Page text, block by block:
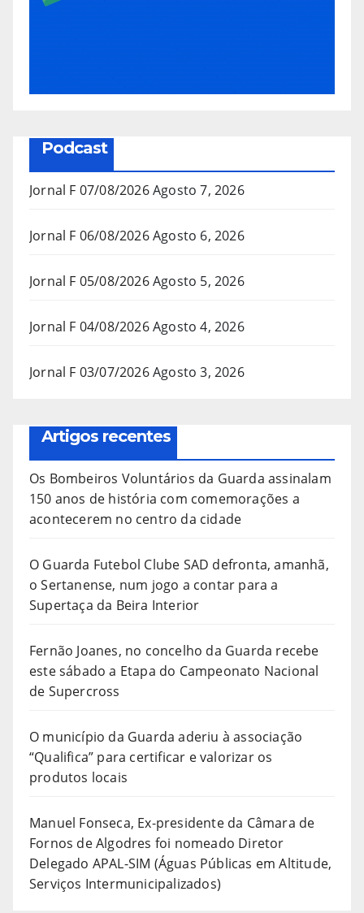
Podcast
Jornal F 07/08/2026Agosto 7, 2026
Jornal F 06/08/2026Agosto 6, 2026
Jornal F 05/08/2026Agosto 5, 2026
Jornal F 04/08/2026Agosto 4, 2026
Jornal F 03/07/2026Agosto 3, 2026
Artigos recentes
Os Bombeiros Voluntários da Guarda assinalam
150 anos de história com comemorações a
acontecerem no centro da cidade
O Guarda Futebol Clube SAD defronta, amanhã,
o Sertanense, num jogo a contar para a
Supertaça da Beira Interior
Fernão Joanes, no concelho da Guarda recebe
este sábado a Etapa do Campeonato Nacional
de Supercross
O município da Guarda aderiu à associação
“Qualifica” para certificar e valorizar os
produtos locais
Manuel Fonseca, Ex-presidente da Câmara de
Fornos de Algodres foi nomeado Diretor
Delegado APAL-SIM (Águas Públicas em Altitude,
Serviços Intermunicipalizados)